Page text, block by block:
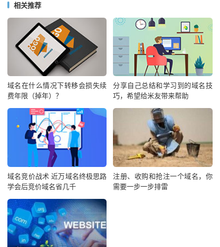
相关推荐
域名在什么情况下转移会损失续
费年限（掉年）？
分享自己总结和学习到的域名技
巧，希望给米友带来帮助
域名竞价战术 近万域名终极思路
学会后竞价域名省几千
注册、收购和抢注一个域名，你
需要一步一步排雷